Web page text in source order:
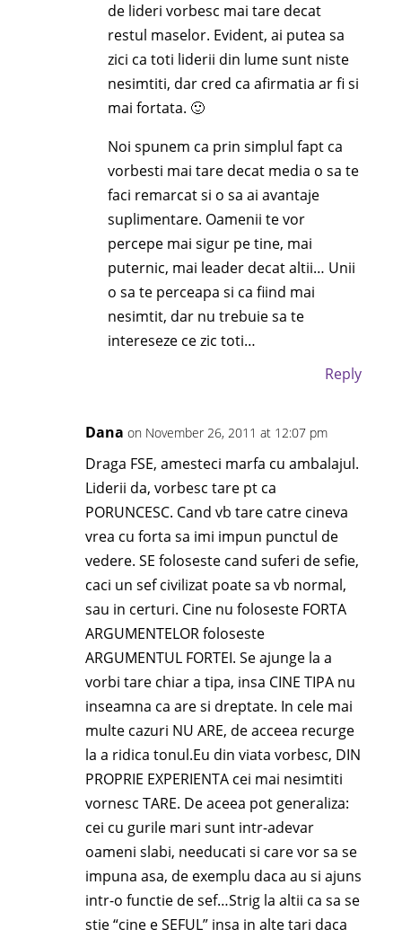
de lideri vorbesc mai tare decat
restul maselor. Evident, ai putea sa
zici ca toti liderii din lume sunt niste
nesimtiti, dar cred ca afirmatia ar fi si
mai fortata. 🙂
Noi spunem ca prin simplul fapt ca
vorbesti mai tare decat media o sa te
faci remarcat si o sa ai avantaje
suplimentare. Oamenii te vor
percepe mai sigur pe tine, mai
puternic, mai leader decat altii… Unii
o sa te perceapa si ca fiind mai
nesimtit, dar nu trebuie sa te
intereseze ce zic toti…
Reply
Dana on November 26, 2011 at 12:07 pm
Draga FSE, amesteci marfa cu ambalajul.
Liderii da, vorbesc tare pt ca
PORUNCESC. Cand vb tare catre cineva
vrea cu forta sa imi impun punctul de
vedere. SE foloseste cand suferi de sefie,
caci un sef civilizat poate sa vb normal,
sau in certuri. Cine nu foloseste FORTA
ARGUMENTELOR foloseste
ARGUMENTUL FORTEI. Se ajunge la a
vorbi tare chiar a tipa, insa CINE TIPA nu
inseamna ca are si dreptate. In cele mai
multe cazuri NU ARE, de acceea recurge
la a ridica tonul.Eu din viata vorbesc, DIN
PROPRIE EXPERIENTA cei mai nesimtiti
vornesc TARE. De aceea pot generaliza:
cei cu gurile mari sunt intr-adevar
oameni slabi, needucati si care vor sa se
impuna asa, de exemplu daca au si ajuns
intr-o functie de sef…Strig la altii ca sa se
stie “cine e SEFUL” insa in alte tari daca